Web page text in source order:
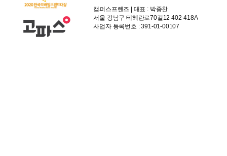
캠퍼스프렌즈 | 대표 : 박종찬
서울 강남구 테헤란로70길12 402-418A
사업자 등록번호 : 391-01-00107